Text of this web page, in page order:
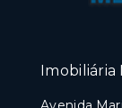
Imobiliária